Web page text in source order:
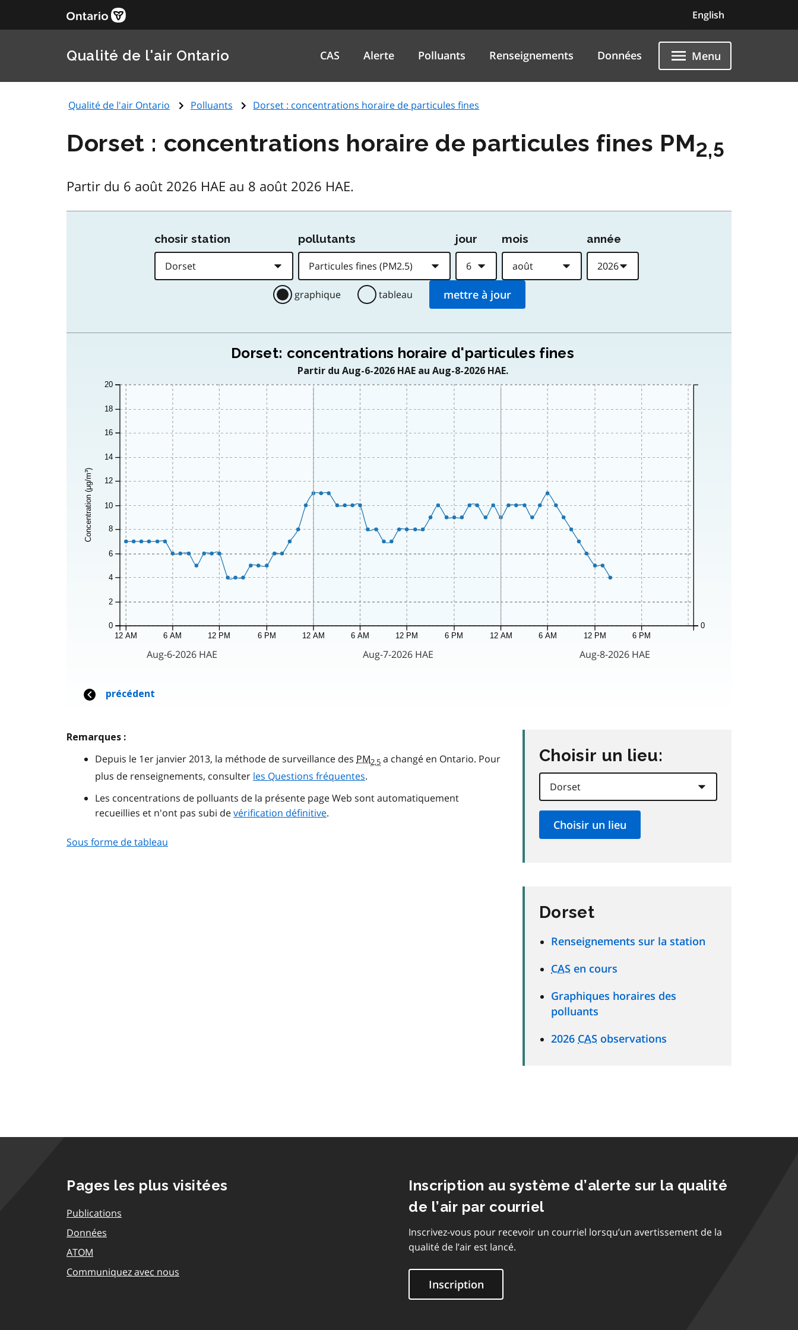
English
Qualité de l'air Ontario CAS Alerte Polluants Renseignements Données Menu
Qualité de l'air Ontario Polluants Dorset : concentrations horaire de particules fines
Dorset : concentrations horaire de particules fines PM2,5
Partir du 6 août 2026 HAE au 8 août 2026 HAE.
Remarques :
Depuis le 1er janvier 2013, la méthode de surveillance des PM2,5 a changé en Ontario. Pour
plus de renseignements, consulter les Questions fréquentes.
Les concentrations de polluants de la présente page Web sont automatiquement
recueillies et n'ont pas subi devérification définitive.
Sous forme de tableau
Choisir un lieu:
Dorset
Renseignements sur la station
CAS en cours
Graphiques horaires des
polluants
2026 CAS observations
Pages les plus visitées
Publications
Données
ATOM
Communiquez avec nous
Inscription au système d’alerte sur la qualité
de l’air par courriel
Inscrivez-vous pour recevoir un courriel lorsqu’un avertissement de la
qualité de l’air est lancé.
Inscription